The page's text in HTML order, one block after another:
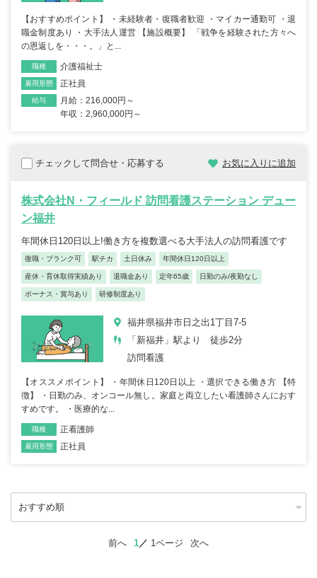
【おすすめポイント】 ・未経験者・復職者歓迎 ・マイカー通勤可 ・退
職金制度あり ・大手法人運営 【施設概要】 「戦争を経験された方々へ
の恩返しを・・・。」と...
職種 介護福祉士
雇用形態 正社員
給与
月給：216,000円～
年収：2,960,000円～
チェックして問合せ・応募する お気に入りに追加
株式会社N・フィールド 訪問看護ステーション デュー
ン福井
年間休日120日以上!働き方を複数選べる大手法人の訪問看護です
復職・ブランク可 駅チカ 土日休み 年間休日120日以上
産休・育休取得実績あり 退職金あり 定年65歳 日勤のみ/夜勤なし
ボーナス・賞与あり 研修制度あり
福井県福井市日之出1丁目7-5
「新福井」駅より 徒歩2分
訪問看護
【オススメポイント】 ・年間休日120日以上 ・選択できる働き方 【特
徴】 ・日勤のみ、オンコール無し。家庭と両立したい看護師さんにおす
すめです。 ・医療的な...
職種 正看護師
雇用形態 正社員
前へ 1 1ページ 次へ